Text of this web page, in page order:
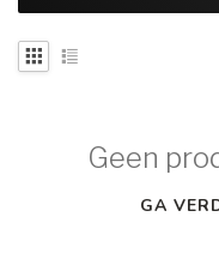
Geen
GA